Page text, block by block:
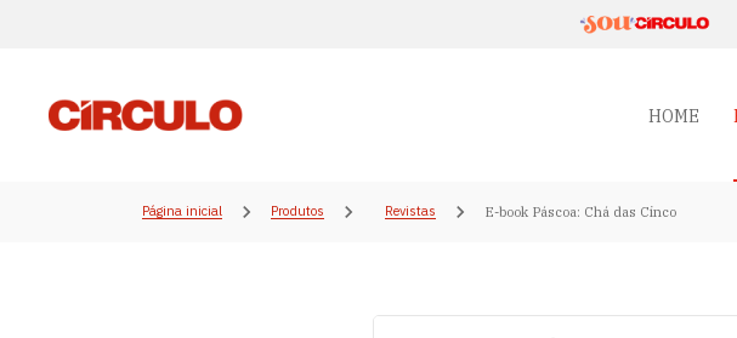
HOME
Página inicial Produtos Revistas E-book Páscoa: Chá das Cinco